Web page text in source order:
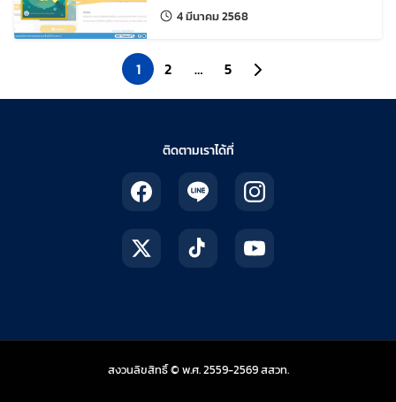
4 มีนาคม 2568แก้ไขล่าสุดเมื่อ:
1 2 … 5 ไปยังหน้าถัดไป
ติดตามเราได้ที่
สงวนลิขสิทธิ์ © พ.ศ. 2559-2569สสวท.สถาบันส่งเสริมการสอ